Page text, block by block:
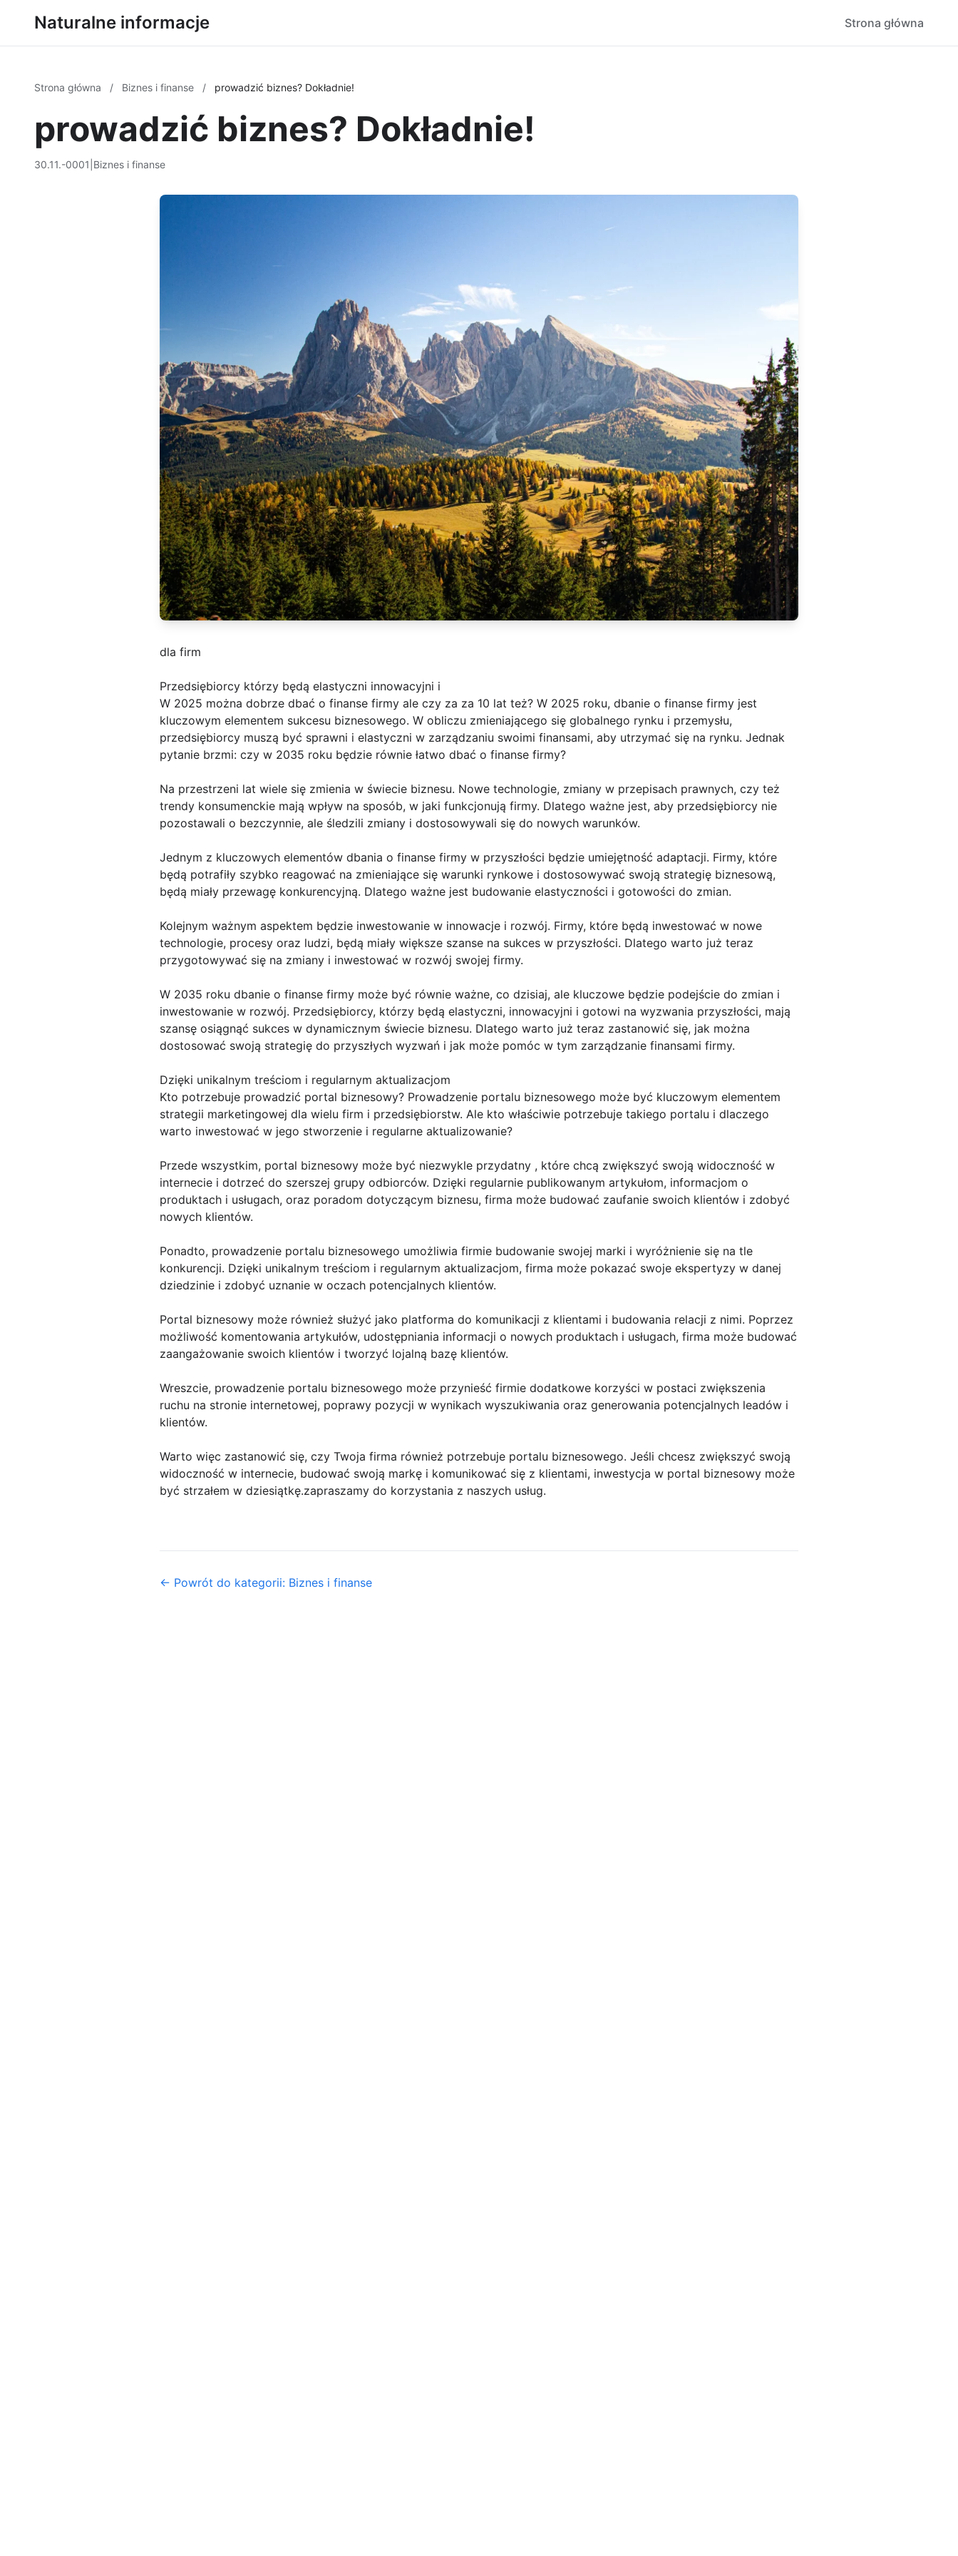
Naturalne informacje Strona główna
Strona główna / Biznes i finanse / prowadzić biznes? Dokładnie!
prowadzić biznes? Dokładnie!
30.11.-0001 Biznes i finanse
dla firm
Przedsiębiorcy którzy będą elastyczni innowacyjni i
W 2025 można dobrze dbać o finanse firmy ale czy za za 10 lat też? W 2025 roku, dbanie o finanse firmy jest
kluczowym elementem sukcesu biznesowego. W obliczu zmieniającego się globalnego rynku i przemysłu,
przedsiębiorcy muszą być sprawni i elastyczni w zarządzaniu swoimi finansami, aby utrzymać się na rynku. Jednak
pytanie brzmi: czy w 2035 roku będzie równie łatwo dbać o finanse firmy?
Na przestrzeni lat wiele się zmienia w świecie biznesu. Nowe technologie, zmiany w przepisach prawnych, czy też
trendy konsumenckie mają wpływ na sposób, w jaki funkcjonują firmy. Dlatego ważne jest, aby przedsiębiorcy nie
pozostawali o bezczynnie, ale śledzili zmiany i dostosowywali się do nowych warunków.
Jednym z kluczowych elementów dbania o finanse firmy w przyszłości będzie umiejętność adaptacji. Firmy, które
będą potrafiły szybko reagować na zmieniające się warunki rynkowe i dostosowywać swoją strategię biznesową,
będą miały przewagę konkurencyjną. Dlatego ważne jest budowanie elastyczności i gotowości do zmian.
Kolejnym ważnym aspektem będzie inwestowanie w innowacje i rozwój. Firmy, które będą inwestować w nowe
technologie, procesy oraz ludzi, będą miały większe szanse na sukces w przyszłości. Dlatego warto już teraz
przygotowywać się na zmiany i inwestować w rozwój swojej firmy.
W 2035 roku dbanie o finanse firmy może być równie ważne, co dzisiaj, ale kluczowe będzie podejście do zmian i
inwestowanie w rozwój. Przedsiębiorcy, którzy będą elastyczni, innowacyjni i gotowi na wyzwania przyszłości, mają
szansę osiągnąć sukces w dynamicznym świecie biznesu. Dlatego warto już teraz zastanowić się, jak można
dostosować swoją strategię do przyszłych wyzwań i jak może pomóc w tym zarządzanie finansami firmy.
Dzięki unikalnym treściom i regularnym aktualizacjom
Kto potrzebuje prowadzić portal biznesowy? Prowadzenie portalu biznesowego może być kluczowym elementem
strategii marketingowej dla wielu firm i przedsiębiorstw. Ale kto właściwie potrzebuje takiego portalu i dlaczego
warto inwestować w jego stworzenie i regularne aktualizowanie?
Przede wszystkim, portal biznesowy może być niezwykle przydatny , które chcą zwiększyć swoją widoczność w
internecie i dotrzeć do szerszej grupy odbiorców. Dzięki regularnie publikowanym artykułom, informacjom o
produktach i usługach, oraz poradom dotyczącym biznesu, firma może budować zaufanie swoich klientów i zdobyć
nowych klientów.
Ponadto, prowadzenie portalu biznesowego umożliwia firmie budowanie swojej marki i wyróżnienie się na tle
konkurencji. Dzięki unikalnym treściom i regularnym aktualizacjom, firma może pokazać swoje ekspertyzy w danej
dziedzinie i zdobyć uznanie w oczach potencjalnych klientów.
Portal biznesowy może również służyć jako platforma do komunikacji z klientami i budowania relacji z nimi. Poprzez
możliwość komentowania artykułów, udostępniania informacji o nowych produktach i usługach, firma może budować
zaangażowanie swoich klientów i tworzyć lojalną bazę klientów.
Wreszcie, prowadzenie portalu biznesowego może przynieść firmie dodatkowe korzyści w postaci zwiększenia
ruchu na stronie internetowej, poprawy pozycji w wynikach wyszukiwania oraz generowania potencjalnych leadów i
klientów.
Warto więc zastanowić się, czy Twoja firma również potrzebuje portalu biznesowego. Jeśli chcesz zwiększyć swoją
widoczność w internecie, budować swoją markę i komunikować się z klientami, inwestycja w portal biznesowy może
być strzałem w dziesiątkę.zapraszamy do korzystania z naszych usług.
← Powrót do kategorii: Biznes i finanse